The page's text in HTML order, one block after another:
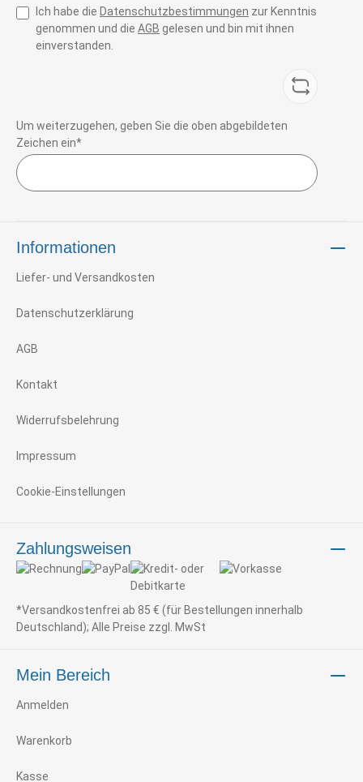
Ich habe die Datenschutzbestimmungen zur Kenntnis
genommen und die AGB gelesen und bin mit ihnen
einverstanden.
Um weiterzugehen, geben Sie die oben abgebildeten
Zeichen ein*
Informationen
Liefer- und Versandkosten
Datenschutzerklärung
AGB
Kontakt
Widerrufsbelehrung
Impressum
Cookie-Einstellungen
Zahlungsweisen
*Versandkostenfrei ab 85 € (für Bestellungen innerhalb
Deutschland); Alle Preise zzgl. MwSt
Mein Bereich
Anmelden
Warenkorb
Kasse